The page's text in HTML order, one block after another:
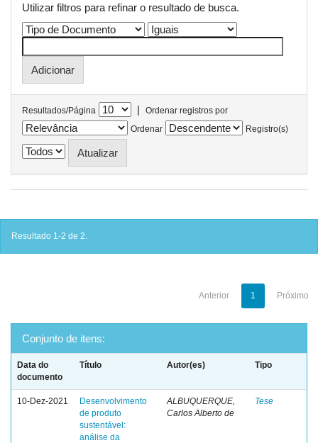
Utilizar filtros para refinar o resultado de busca.
Resultados/Página |
Ordenar registros por
Ordenar
Registro(s)
Resultado 1-2 de 2.
Anterior 1 Próximo
Conjunto de itens:
Data do
documento
Título Autor(es) Tipo
10-Dez-2021
Desenvolvimento
de produto
sustentável:
análise da
ALBUQUERQUE,
Carlos Alberto de
Tese